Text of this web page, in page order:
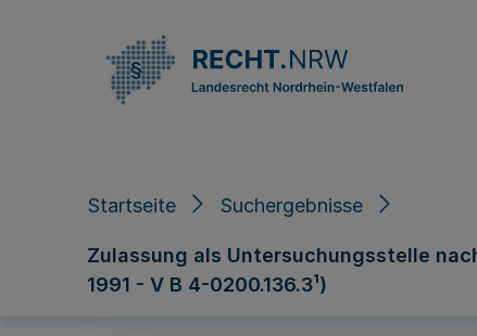
Startseite Suchergebnisse
Zulassung als Untersuchungsstelle
1991 - V B 4-0200.136.3¹)